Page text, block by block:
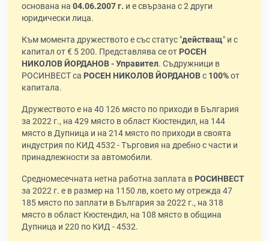
основана на 04.06.2007 г. и е свързана с 2 други
юридически лица.
Към момента дружеството е със статус "действащ" и с
капитал от € 5 200. Представлява се от РОСЕН
НИКОЛОВ ЙОРДАНОВ - Управител. Съдружници в
РОСИНВЕСТ са РОСЕН НИКОЛОВ ЙОРДАНОВс 100%от
капитала.
Дружеството е на 40 126 място по приходи в България
за 2022 г., на 429 място в област Кюстендил, на 144
място в Дупница и на 214 място по приходи в своята
индустрия по КИД 4532 - Търговия на дребно с части и
принадлежности за автомобили.
Средномесечната нетна работна заплата в РОСИНВЕСТ
за 2022 г. е в размер на 1150 лв, което му отрежда 47
185 място по заплати в България за 2022 г., на 318
място в област Кюстендил, на 108 място в община
Дупница и 220 по КИД - 4532.